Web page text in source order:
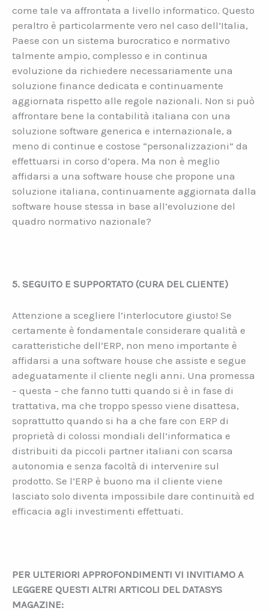
come tale va affrontata a livello informatico. Questo
peraltro è particolarmente vero nel caso dell’Italia,
Paese con un sistema burocratico e normativo
talmente ampio, complesso e in continua
evoluzione da richiedere necessariamente una
soluzione finance dedicata e continuamente
aggiornata rispetto alle regole nazionali. Non si può
affrontare bene la contabilità italiana con una
soluzione software generica e internazionale, a
meno di continue e costose “personalizzazioni” da
effettuarsi in corso d’opera. Ma non è meglio
affidarsi a una software house che propone una
soluzione italiana, continuamente aggiornata dalla
software house stessa in base all’evoluzione del
quadro normativo nazionale?
5. SEGUITO E SUPPORTATO (CURA DEL CLIENTE)
Attenzione a scegliere l’interlocutore giusto! Se
certamente è fondamentale considerare qualità e
caratteristiche dell’ERP, non meno importante è
affidarsi a una software house che assiste e segue
adeguatamente il cliente negli anni. Una promessa
– questa – che fanno tutti quando si è in fase di
trattativa, ma che troppo spesso viene disattesa,
soprattutto quando si ha a che fare con ERP di
proprietà di colossi mondiali dell’informatica e
distribuiti da piccoli partner italiani con scarsa
autonomia e senza facoltà di intervenire sul
prodotto. Se l’ERP è buono ma il cliente viene
lasciato solo diventa impossibile dare continuità ed
efficacia agli investimenti effettuati.
PER ULTERIORI APPROFONDIMENTI VI INVITIAMO A
LEGGERE QUESTI ALTRI ARTICOLI DEL DATASYS
MAGAZINE: